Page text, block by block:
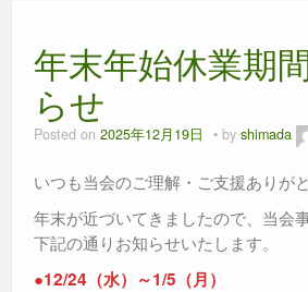
o
o
k
g
er p
年末年始休業期
らせ
Posted on 2025年12月19日 by shimada
いつも当会のご理解・ご支援ありが
年末が近づいてきましたので、当会
下記の通りお知らせいたします。
●12/24（水）～1/5（月）